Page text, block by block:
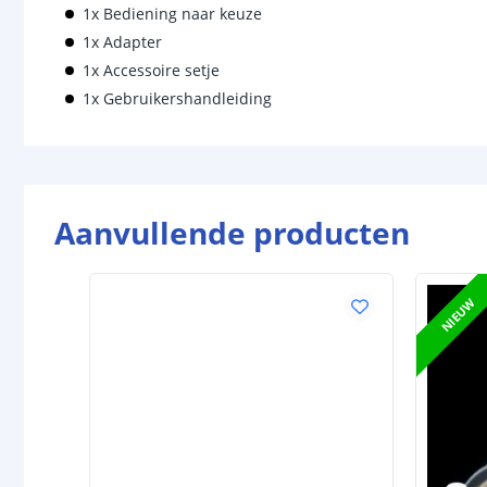
1x Bediening naar keuze
1x Adapter
1x Accessoire setje
1x Gebruikershandleiding
Aanvullende producten
NIEUW